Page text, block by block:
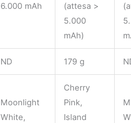
6.000 mAh
(attesa >
5.000
mAh)
ND 179 g
Moonlight
White,
Cherry
Pink,
Island